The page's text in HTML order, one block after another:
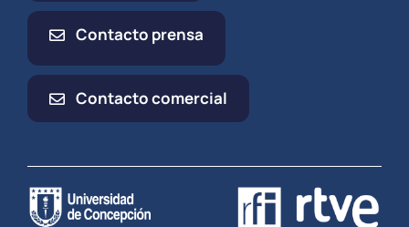
Contacto prensa
Contacto comercial